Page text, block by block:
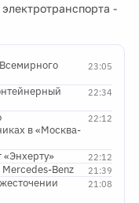
-
23:05
22:34
22:12
в «Москва-
22:12
21:39
Benz
21:08